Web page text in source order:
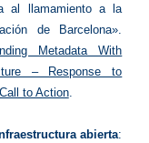
al llamamiento a la
de Barcelona».
Metadata With
– Response to
to Action.
abierta: